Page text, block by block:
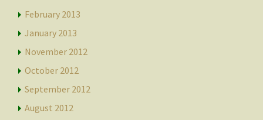
February 2013
January 2013
November 2012
October 2012
September 2012
August 2012